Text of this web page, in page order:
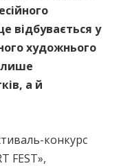
відбувається у
художнього
лише
а й
конкурс
FEST»,